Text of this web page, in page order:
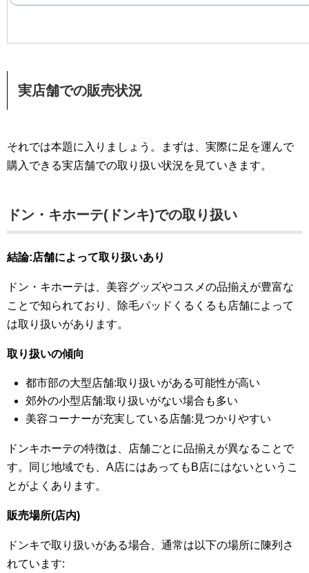
実店舗での販売状況
それでは本題に入りましょう。まずは、実際に足を運んで
購入できる実店舗での取り扱い状況を見ていきます。
ドン・キホーテ(ドンキ)での取り扱い
結論:店舗によって取り扱いあり
ドン・キホーテは、美容グッズやコスメの品揃えが豊富な
ことで知られており、除毛パッドくるくるも店舗によって
は取り扱いがあります。
取り扱いの傾向
都市部の大型店舗:取り扱いがある可能性が高い
郊外の小型店舗:取り扱いがない場合も多い
美容コーナーが充実している店舗:見つかりやすい
ドンキホーテの特徴は、店舗ごとに品揃えが異なることで
す。同じ地域でも、A店にはあってもB店にはないというこ
とがよくあります。
販売場所(店内)
ドンキで取り扱いがある場合、通常は以下の場所に陳列さ
れています: